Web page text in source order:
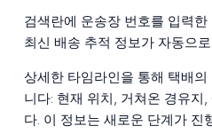
검색란에 운송장 번호를 입력
최신 배송 추적 정보가 자동으
상세한 타임라인을 통해 택배
니다: 현재 위치, 거쳐온 경유지
다. 이 정보는 새로운 단계가 진